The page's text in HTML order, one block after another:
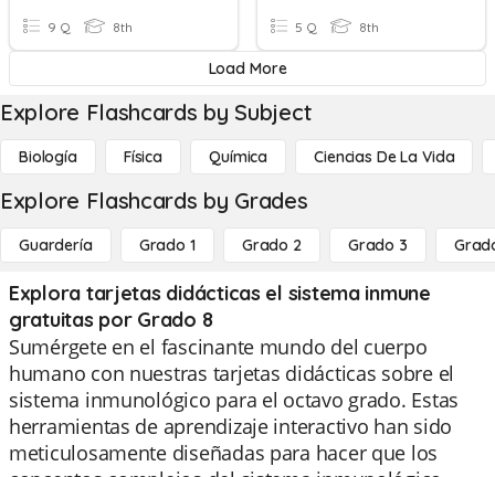
9 Q 8th 5 Q 8th
Load More
Explore Flashcards by Subject
Biología Física Química Ciencias De La Vida
Explore Flashcards by Grades
Guardería Grado 1 Grado 2 Grado 3
Explora tarjetas didácticas el sistema inmune
gratuitas por Grado 8
Sumérgete en el fascinante mundo del cuerpo
humano con nuestras tarjetas didácticas sobre el
sistema inmunológico para el octavo grado. Estas
herramientas de aprendizaje interactivo han sido
meticulosamente diseñadas para hacer que los